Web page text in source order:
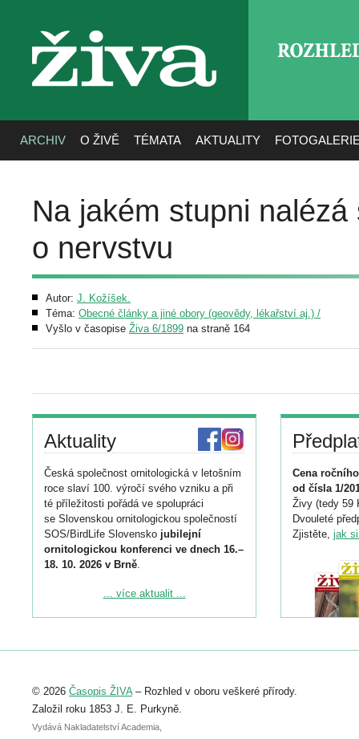
živa
ARCHIV O ŽIVĚ TÉMATA AKTUALITY
Na jakém stupni
o nervstvu
Autor: J. Kožíšek.
Téma: Obecné články a jiné obory (geovědy, lékařství aj.) /
Vyšlo v časopise Živa 6/1899 na straně 164
Aktuality
Česká společnost ornitologická v letošním
roce slaví 100. výročí svého vzniku a při
té příležitosti pořádá ve spolupráci
se Slovenskou ornitologickou společností
SOS/BirdLife Slovensko jubilejní
ornitologickou konferenci ve dnech 16.–
18. 10. 2026 v Brně.
Podrobnější informace ke konferenci
Registrovat se můžete do 6. září.
abstraktu přihlášené přednášky nebo
posteru je už 30. června.
... více aktualit ...
Cena
od čísla 1/
Živy (tedy 59
Dvouleté
Zjistěte, jak
© 2026 Časopis ŽIVA– Rozhled v oboru veškeré přírody.
Založil roku 1853 J. E. Purkyně.
Vydává Nakladatelství Academia,